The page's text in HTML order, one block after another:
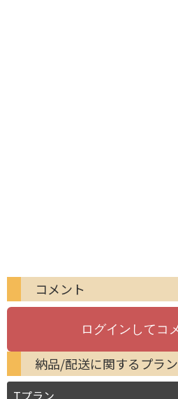
コメント
納品/配送に関するプラン